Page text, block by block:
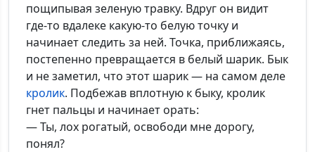
пощипывая зеленую травку. Вдруг он видит
где-то вдалеке какую-то белую точку и
начинает следить за ней. Точка, приближаясь,
постепенно превращается в белый шарик. Бык
и не заметил, что этот шарик — на самом деле
кролик. Подбежав вплотную к быку, кролик
гнет пальцы и начинает орать:
— Ты, лох рогатый, освободи мне дорогу,
понял?